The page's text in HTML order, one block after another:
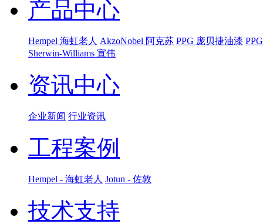
产品中心
Hempel 海虹老人 AkzoNobel 阿克苏 PPG 庞贝捷油漆
Sherwin-Williams 宣伟
资讯中心
企业新闻 行业资讯
工程案例
Hempel - 海虹老人 Jotun - 佐敦
技术支持